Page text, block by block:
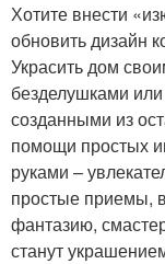
Хотите внести
обновить дизайн
Украсить дом
безделушками
созданными из
помощи простых
руками –
простые приемы,
фантазию,
станут